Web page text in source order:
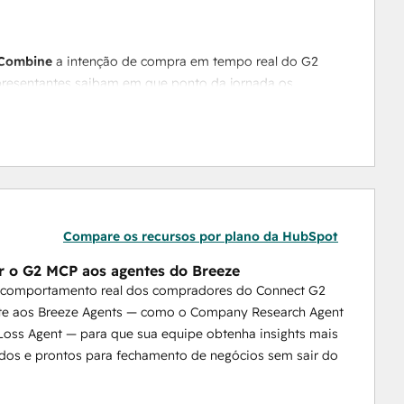
a intenção de compra em tempo real do G2
saibam em que ponto da jornada os
o Agente de Pesquisa de Empresas com o G2
de compra em tempo real e a atividade dos
as contas retornam ao mercado usando o
possam priorizar o contato com confiança.
competitiva e aprimorar a estratégia de entrada
para conectar negócios fechados e perdidos às
real para que eles gastem menos tempo
Compare os recursos por plano da HubSpot
o G2 MCP aos agentes do Breeze
real dos compradores do Connect G2
aos Breeze Agents — como o Company Research Agent
Agent — para que sua equipe obtenha insights mais
e prontos para fechamento de negócios sem sair do